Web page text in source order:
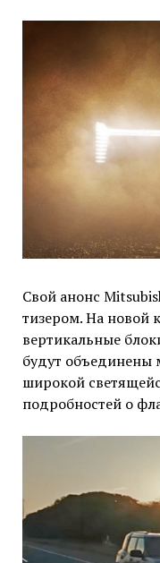
Свой анонс
тизером. На новой
вертикальные
будут объединены
широкой
подробностей о